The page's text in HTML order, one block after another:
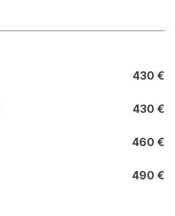
430 €
430 €
460 €
490 €